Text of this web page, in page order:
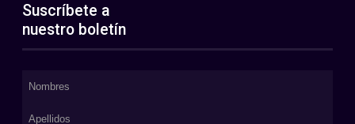
Suscríbete a
nuestro boletín